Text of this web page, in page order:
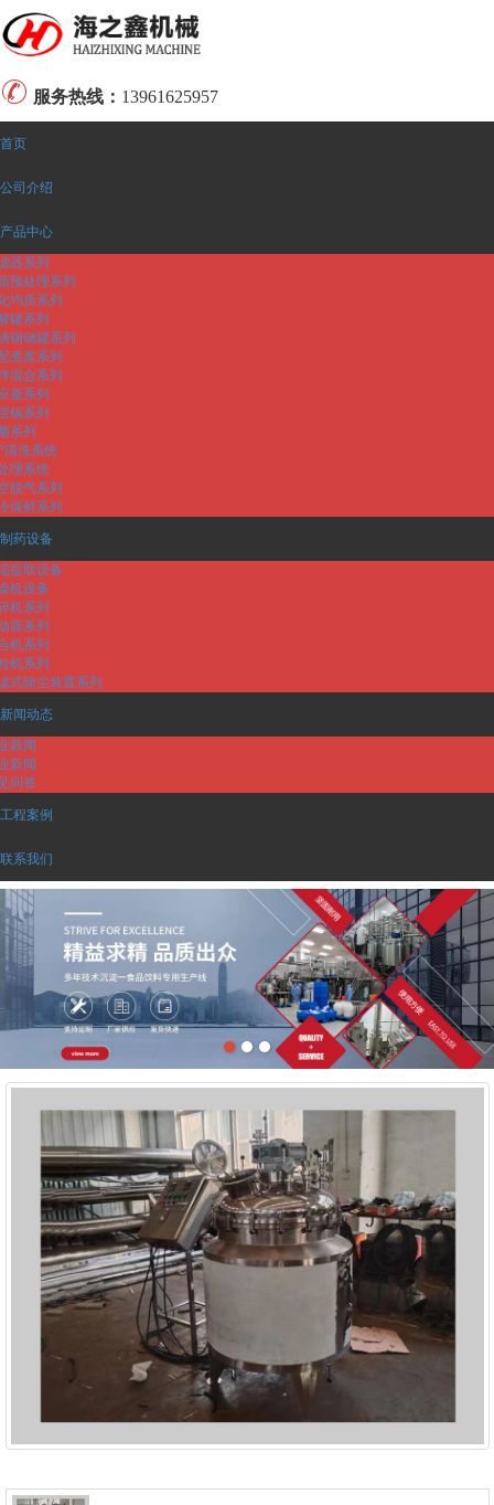
服务热线： 13961625957
首页
公司介绍
产品中心
器系列
预处理系列
均质系列
罐系列
钢储罐系列
煮浆系列
混合系列
釜系列
锅系列
系列
清洗系统
理系统
脱气系列
保鲜系列
制药设备
提取设备
机设备
机系列
筛系列
机系列
机系列
式除尘装置系列
新闻动态
新闻
新闻
问答
工程案例
联系我们